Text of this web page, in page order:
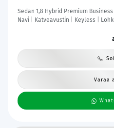
Sedan 1,8 Hybrid Premium Business
Navi | Katveavustin | Keyless |
Varaa